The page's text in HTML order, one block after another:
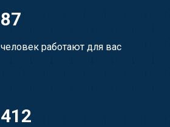
87
человек работают для вас
412